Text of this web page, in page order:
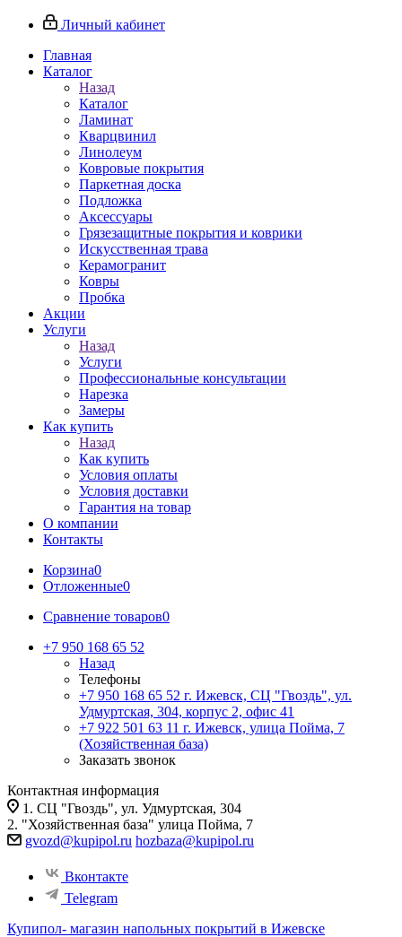
Личный кабинет
Главная
Каталог
Назад
Каталог
Ламинат
Кварцвинил
Линолеум
Ковровые покрытия
Паркетная доска
Подложка
Аксессуары
Грязезащитные покрытия и коврики
Искусственная трава
Керамогранит
Ковры
Пробка
Акции
Услуги
Назад
Услуги
Профессиональные консультации
Нарезка
Замеры
Как купить
Назад
Как купить
Условия оплаты
Условия доставки
Гарантия на товар
О компании
Контакты
Корзина0
Отложенные0
Сравнение товаров0
+7 950 168 65 52
Назад
Телефоны
+7 950 168 65 52 г. Ижевск, СЦ "Гвоздь", ул.
Удмуртская, 304, корпус 2, офис 41
+7 922 501 63 11 г. Ижевск, улица Пойма, 7
(Хозяйственная база)
Заказать звонок
Контактная информация
1. СЦ "Гвоздь", ул. Удмуртская, 304
2. "Хозяйственная база" улица Пойма, 7
gvozd@kupipol.ru hozbaza@kupipol.ru
Вконтакте
Telegram
Купипол- магазин напольных покрытий в Ижевске